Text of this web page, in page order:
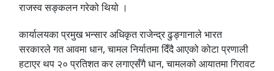
राजस्व सङ्कलन गरेको थियो ।
कार्यालयका प्रमुख भन्सार अधिकृत राजेन्द्र ढुङ्गानाले भारत
सरकारले गत आवमा धान, चामल निर्यातमा दिँदै आएको कोटा प्रणाली
हटाएर थप २० प्रतिशत कर लगाएसँगै धान, चामलको आयातमा गिरावट